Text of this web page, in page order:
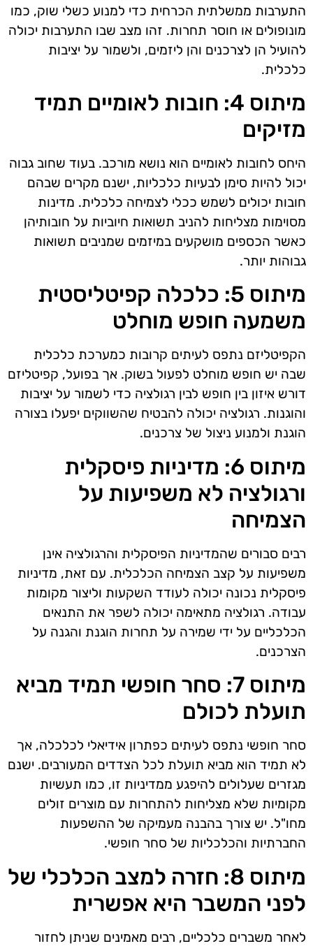
התערבות ממשלתית הכרחית כדי למנוע כשלי שוק, כמו
מונופולים או חוסר תחרות. זהו מצב שבו התערבות יכולה
להועיל הן לצרכנים והן ליזמים, ולשמור על יציבות
כלכלית.
מיתוס 4: חובות לאומיים תמיד
מזיקים
היחס לחובות לאומיים הוא נושא מורכב. בעוד שחוב גבוה
יכול להיות סימן לבעיות כלכליות, ישנם מקרים שבהם
חובות יכולים לשמש ככלי לצמיחה כלכלית. מדינות
מסוימות מצליחות להניב תשואות חיוביות על חובותיהן
כאשר הכספים מושקעים במיזמים שמניבים תשואות
גבוהות יותר.
מיתוס 5: כלכלה קפיטליסטית
משמעה חופש מוחלט
הקפיטליזם נתפס לעיתים קרובות כמערכת כלכלית
שבה יש חופש מוחלט לפעול בשוק. אך בפועל, קפיטליזם
דורש איזון בין חופש לבין רגולציה כדי לשמור על יציבות
והוגנות. רגולציה יכולה להבטיח שהשווקים יפעלו בצורה
הוגנת ולמנוע ניצול של צרכנים.
מיתוס 6: מדיניות פיסקלית
ורגולציה לא משפיעות על
הצמיחה
רבים סבורים שהמדיניות הפיסקלית והרגולציה אינן
משפיעות על קצב הצמיחה הכלכלית. עם זאת, מדיניות
פיסקלית נכונה יכולה לעודד השקעות וליצור מקומות
עבודה. רגולציה מתאימה יכולה לשפר את התנאים
הכלכליים על ידי שמירה על תחרות הוגנת והגנה על
הצרכנים.
מיתוס 7: סחר חופשי תמיד מביא
תועלת לכולם
סחר חופשי נתפס לעיתים כפתרון אידיאלי לכלכלה, אך
לא תמיד הוא מביא תועלת לכל הצדדים המעורבים. ישנם
מגזרים שעלולים להיפגע ממדיניות זו, כמו תעשיות
מקומיות שלא מצליחות להתחרות עם מוצרים זולים
מחו"ל. יש צורך בהבנה מעמיקה של ההשפעות
החברתיות והכלכליות של סחר חופשי.
מיתוס 8: חזרה למצב הכלכלי של
לפני המשבר היא אפשרית
לאחר משברים כלכליים, רבים מאמינים שניתן לחזור